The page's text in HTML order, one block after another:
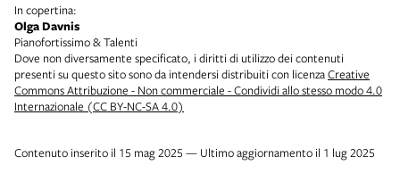
In copertina:
Olga Davnis
Pianofortissimo & Talenti
Dove non diversamente specificato, i diritti di utilizzo dei contenuti
presenti su questo sito sono da intendersi distribuiti con licenzaCreative
Commons Attribuzione - Non commerciale - Condividi allo stesso modo 4.0
Internazionale (CC BY-NC-SA 4.0)
Contenuto inserito il 15 mag 2025 — Ultimo aggiornamento il 1 lug 2025